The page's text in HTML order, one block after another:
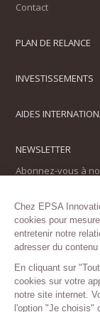
Chez EPSA
cookies pour
entretenir notre
adresser du contenu
En cliquant sur
cookies sur votre
notre site internet.
l'option "Je choisis"
Contact
PLAN DE RELANCE
INVESTISSEMENTS
AIDES
NEWSLETTER
Abonnez-vous à
SUIVEZ-NOUS